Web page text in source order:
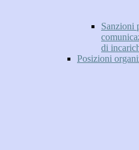
Sanzioni
di
Posizioni